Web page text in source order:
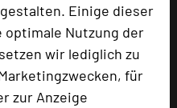
Einige dieser
optimale Nutzung der
wir lediglich zu
für
zur Anzeige